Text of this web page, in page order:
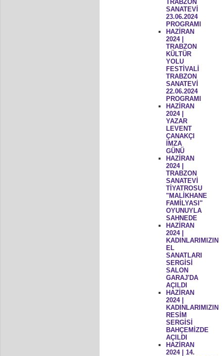
TRABZON
SANATEVİ
23.06.2024
PROGRAMI
HAZİRAN
2024 |
TRABZON
KÜLTÜR
YOLU
FESTİVALİ
TRABZON
SANATEVİ
22.06.2024
PROGRAMI
HAZİRAN
2024 |
YAZAR
LEVENT
ÇANAKÇI
İMZA
GÜNÜ
HAZİRAN
2024 |
TRABZON
SANATEVİ
TİYATROSU
"MALİKHANE
FAMİLYASI"
OYUNUYLA
SAHNEDE
HAZİRAN
2024 |
KADINLARIMIZIN
EL
SANATLARI
SERGİSİ
SALON
GARAJ'DA
AÇILDI
HAZİRAN
2024 |
KADINLARIMIZIN
RESİM
SERGİSİ
BAHÇEMİZDE
AÇILDI
HAZİRAN
2024 | 14.